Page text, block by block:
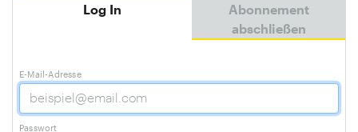
Log In
Abonnement
abschließen
E-Mail-Adresse
Passwort